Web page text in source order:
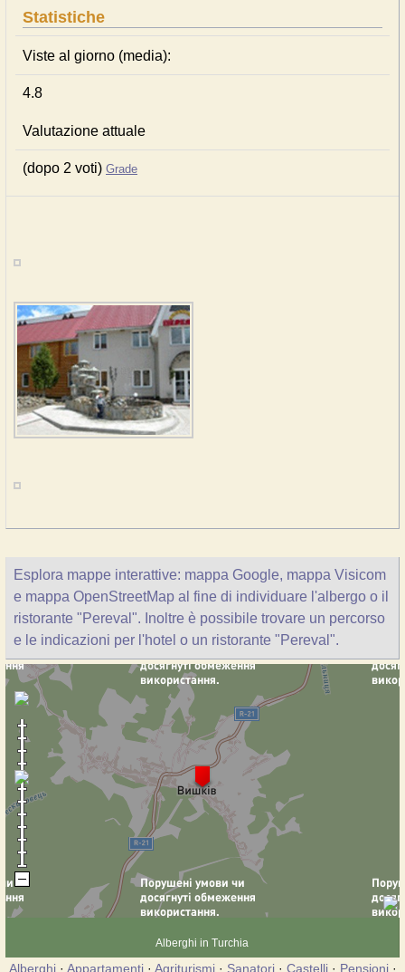
Statistiche
Viste al giorno (media):
4.8
Valutazione attuale
(dopo 2 voti) Grade
Esplora mappe interattive: mappa Google, mappa Visicom
e mappa OpenStreetMap al fine di individuare l'albergo o il
ristorante "Pereval". Inoltre è possibile trovare un percorso
e le indicazioni per l'hotel o un ristorante "Pereval".
Alberghi in Turchia
Alberghi· Appartamenti· Agriturismi· Sanatori· Castelli· Pensioni·